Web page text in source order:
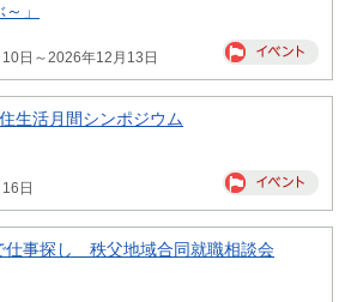
」
日～2026年12月13日
生活月間シンポジウム
日
仕事探し 秩父地域合同就職相談会